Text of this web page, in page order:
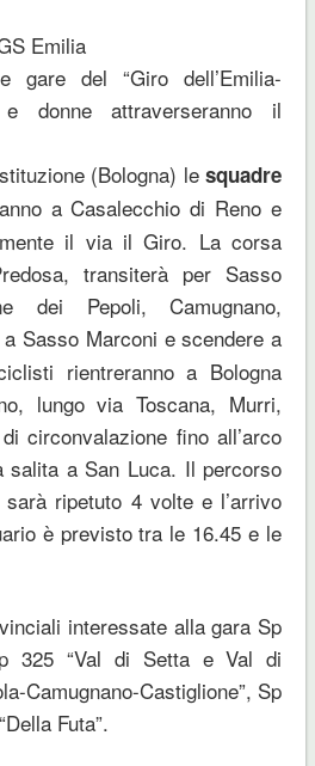
gare del “Giro dell’Emilia-
e donne attraverseranno il
(Bologna) lesquadre
a Casalecchio di Reno e
il via il Giro. La corsa
transiterà per Sasso
dei Pepoli, Camugnano,
Sasso Marconi e scendere a
rientreranno a Bologna
lungo via Toscana, Murri,
circonvalazione fino all’arco
salita a San Luca. Il percorso
sarà ripetuto 4 volte e l’arrivo
è previsto tra le 16.45 e le
interessate alla gara Sp
325 “Val di Setta e Val di
Camugnano-Castiglione”, Sp
Futa”.